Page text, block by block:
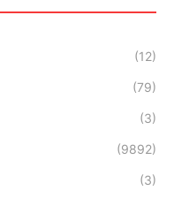
(12)
(79)
(3)
(9892)
(3)